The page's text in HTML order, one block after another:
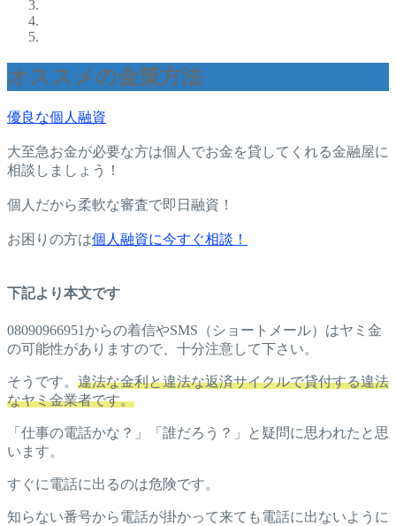
オススメの金策方法
優良な個人融資
大至急お金が必要な方は個人でお金を貸してくれる金融屋に
相談しましょう！
個人だから柔軟な審査で即日融資！
お困りの方は個人融資に今すぐ相談！
下記より本文です
08090966951からの着信やSMS（ショートメール）はヤミ金
の可能性がありますので、十分注意して下さい。
そうです。 違法な金利と違法な返済サイクルで貸付する違法
なヤミ金業者です。
「仕事の電話かな？」「誰だろう？」と疑問に思われたと思
います。
すぐに電話に出るのは危険です。
知らない番号から電話が掛かって来ても電話に出ないように